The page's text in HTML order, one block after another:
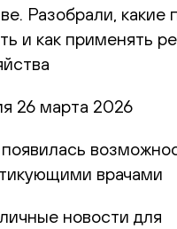
Разобрали, какие
и как применять
26 марта 2026
врачами
новости для